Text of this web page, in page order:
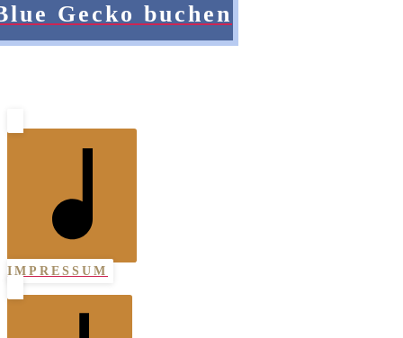
Gecko buchen
IMPRESSUM